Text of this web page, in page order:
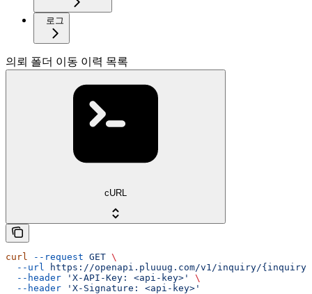
로그
의뢰 폴더 이동 이력 목록
cURL
curl --request GET \
  --url
https://openapi.pluuug.com/v1/inquiry/
  --header
'X-API-Key: <api-key>'
\
  --header
'X-Signature: <api-key>'